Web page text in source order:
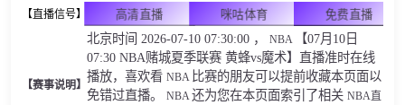
【直播信号】 高清直播 咪咕体育 免费直播
【赛事说明】
北京时间 2026-07-10 07:30:00 ， NBA
【07月10日
07:30 NBA赌城夏季联赛 黄蜂vs魔术】直播准时在线
播放，喜欢看 NBA 比赛的朋友可以提前收藏本页面以
免错过直播。 NBA还为您在本页面索引了相关 NBA直